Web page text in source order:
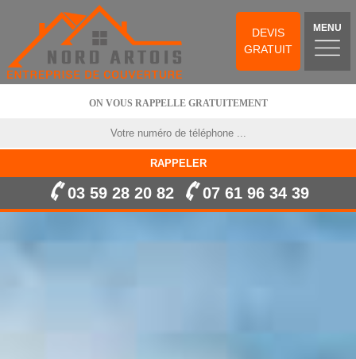
DEVIS
GRATUIT
MENU
ON VOUS RAPPELLE GRATUITEMENT
03 59 28 20 82 07 61 96 34 39